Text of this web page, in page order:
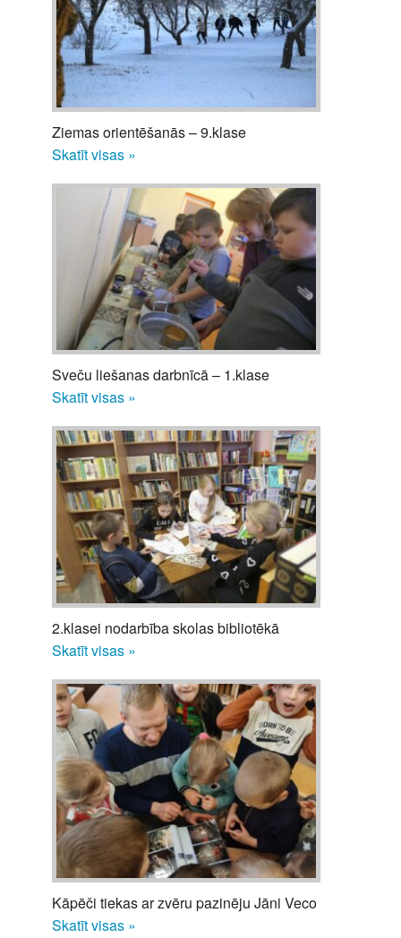
Ziemas orientēšanās – 9.klase
Skatīt visas »
Sveču liešanas darbnīcā – 1.klase
Skatīt visas »
2.klasei nodarbība skolas bibliotēkā
Skatīt visas »
Kāpēči tiekas ar zvēru pazinēju Jāni Veco
Skatīt visas »